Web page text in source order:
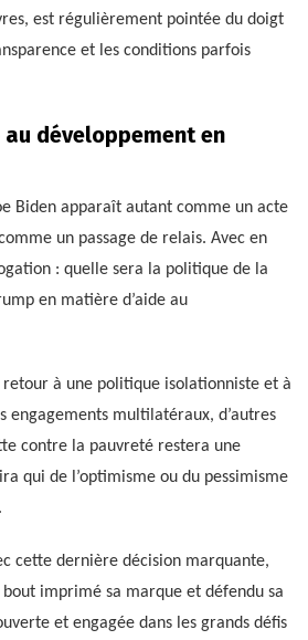
est régulièrement pointée du doigt
et les conditions parfois
au développement en
Biden apparaît autant comme un acte
un passage de relais. Avec en
: quelle sera la politique de la
en matière d’aide au
à une politique isolationniste et à
engagements multilatéraux, d’autres
contre la pauvreté restera une
qui de l’optimisme ou du pessimisme
cette dernière décision marquante,
bout imprimé sa marque et défendu sa
et engagée dans les grands défis